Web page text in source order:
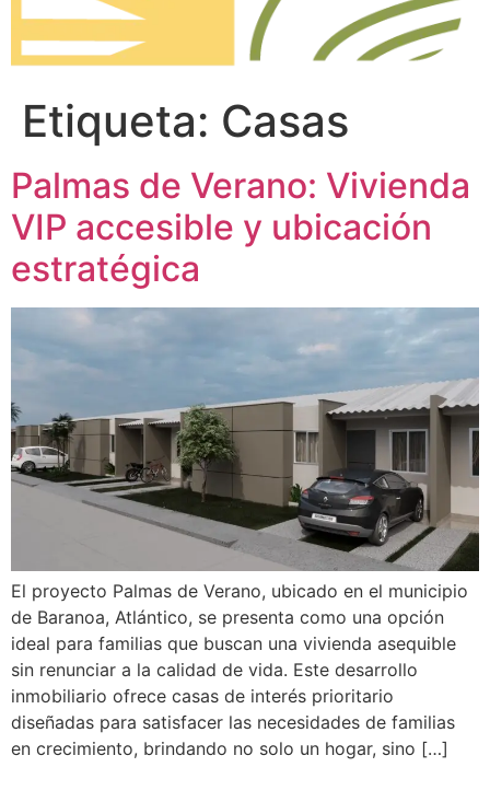
Etiqueta: Casas
Palmas de Verano: Vivienda
VIP accesible y ubicación
estratégica
El proyecto Palmas de Verano, ubicado en el municipio
de Baranoa, Atlántico, se presenta como una opción
ideal para familias que buscan una vivienda asequible
sin renunciar a la calidad de vida. Este desarrollo
inmobiliario ofrece casas de interés prioritario
diseñadas para satisfacer las necesidades de familias
en crecimiento, brindando no solo un hogar, sino […]